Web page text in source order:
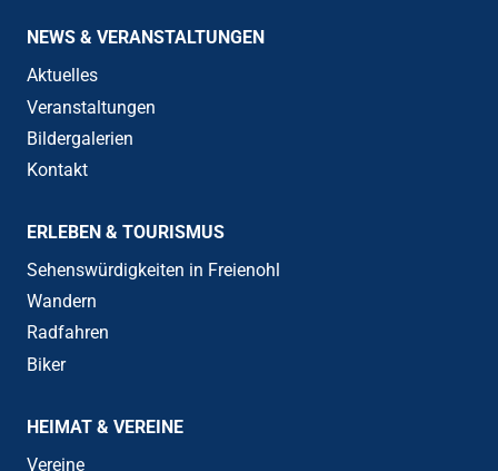
NEWS & VERANSTALTUNGEN
Aktuelles
Veranstaltungen
Bildergalerien
Kontakt
ERLEBEN & TOURISMUS
Sehenswürdigkeiten in Freienohl
Wandern
Radfahren
Biker
HEIMAT & VEREINE
Vereine